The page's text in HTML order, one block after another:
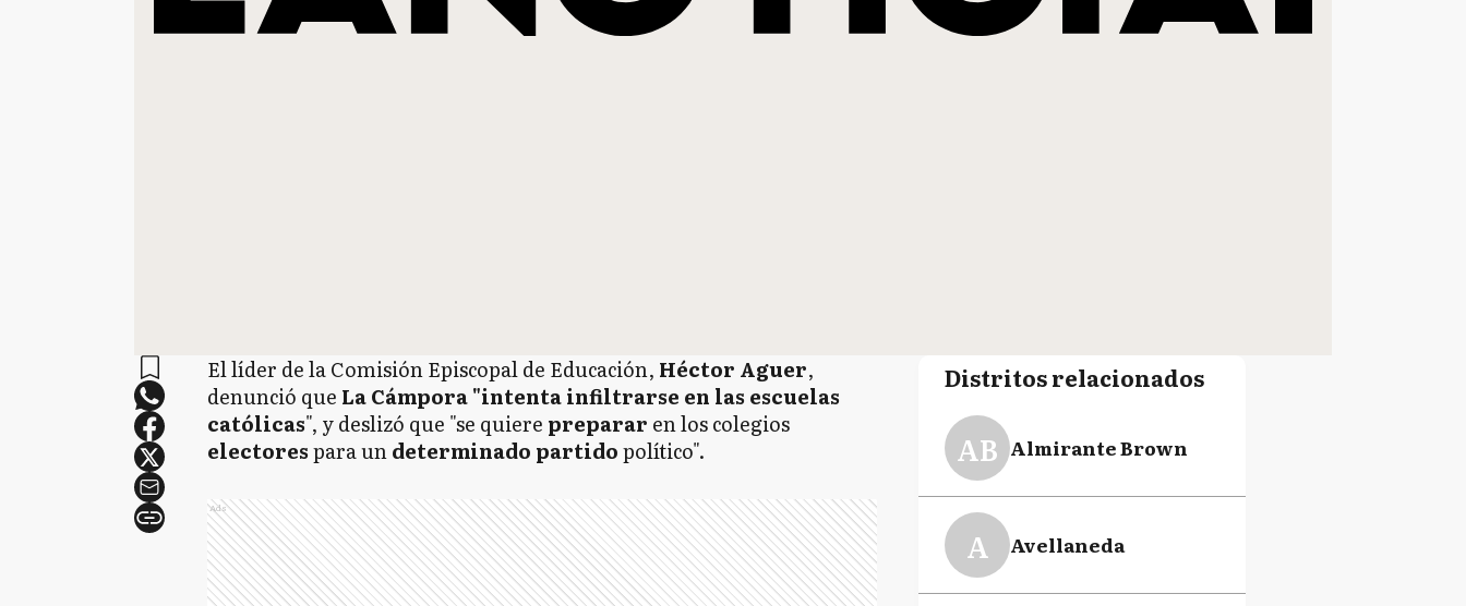
El líder de la Comisión Episcopal de Educación, Héctor Aguer,
denunció que La Cámpora "intenta infiltrarse en las escuelas
católicas", y deslizó que "se quiere preparar en los colegios
electorespara undeterminado partidopolítico".
Ads
Distritos relacionados
AB Almirante Brown
A Avellaneda